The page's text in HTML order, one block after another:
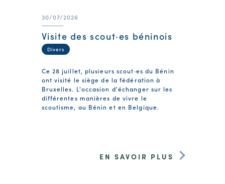
30/07/2026
Visite des scout·es béninois
Divers
Ce 28 juillet, plusieurs scout·es du Bénin
ont visité le siège de la fédération à
Bruxelles. L'occasion d'échanger sur les
différentes manières de vivre le
scoutisme, au Bénin et en Belgique.
EN SAVOIR PLUS